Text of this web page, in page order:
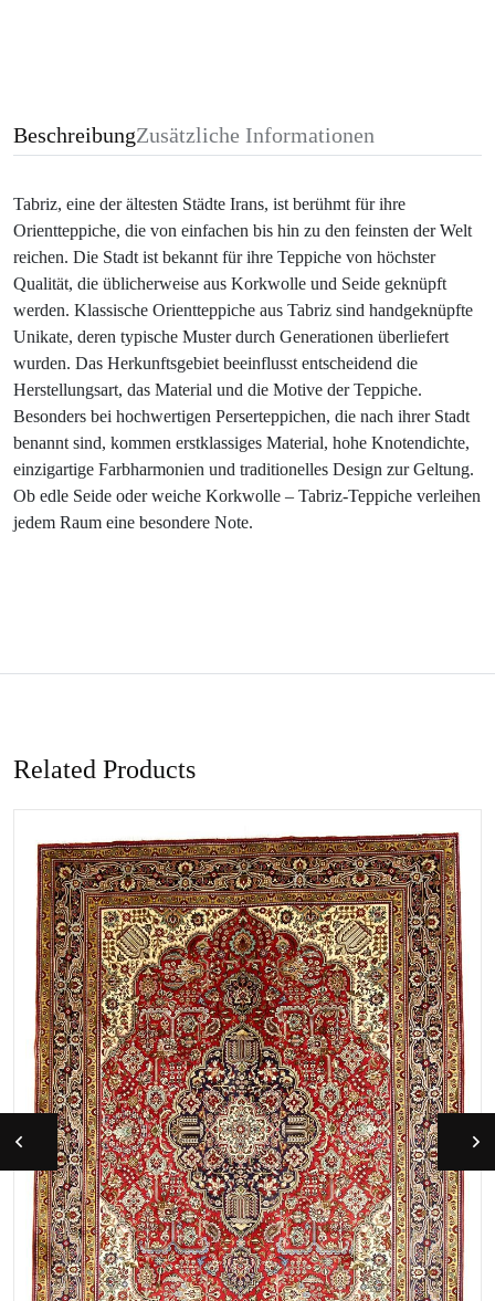
BeschreibungZusätzliche Informationen
Tabriz, eine der ältesten Städte Irans, ist berühmt für ihre
Orientteppiche, die von einfachen bis hin zu den feinsten der Welt
reichen. Die Stadt ist bekannt für ihre Teppiche von höchster
Qualität, die üblicherweise aus Korkwolle und Seide geknüpft
werden. Klassische Orientteppiche aus Tabriz sind handgeknüpfte
Unikate, deren typische Muster durch Generationen überliefert
wurden. Das Herkunftsgebiet beeinflusst entscheidend die
Herstellungsart, das Material und die Motive der Teppiche.
Besonders bei hochwertigen Perserteppichen, die nach ihrer Stadt
benannt sind, kommen erstklassiges Material, hohe Knotendichte,
einzigartige Farbharmonien und traditionelles Design zur Geltung.
Ob edle Seide oder weiche Korkwolle – Tabriz-Teppiche verleihen
jedem Raum eine besondere Note.
Related Products